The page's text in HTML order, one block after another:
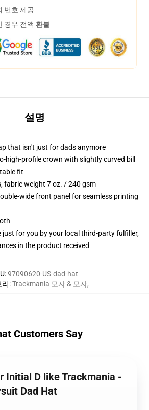
번호 제공
경우 전액 환불
설명
that isn't just for dads anymore
high-profile crown with slightly curved bill
fit
fabric weight 7 oz. / 240 gsm
wide front panel for seamless printing
just for you by your local third-party fulfiller,
in the product received
:97090620-US-dad-hat
리:Trackmania 모자 & 모자,
Customers Say
Initial D like Trackmania -
Dad Hat